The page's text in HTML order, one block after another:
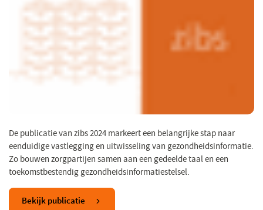
De publicatie van zibs 2024 markeert een belangrijke stap naar
eenduidige vastlegging en uitwisseling van gezondheidsinformatie.
Zo bouwen zorgpartijen samen aan een gedeelde taal en een
toekomstbestendig gezondheidsinformatiestelsel.
Bekijk publicatie